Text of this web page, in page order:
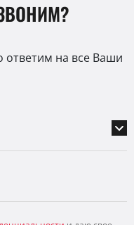
ответим на все Ваши